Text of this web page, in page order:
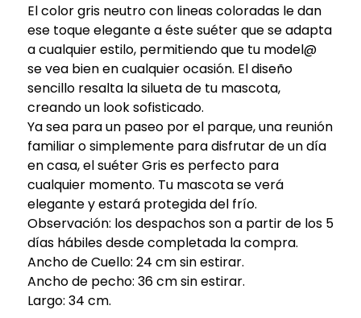
El color gris neutro con lineas coloradas le dan
ese toque elegante a éste suéter que se adapta
a cualquier estilo, permitiendo que tu model@
se vea bien en cualquier ocasión. El diseño
sencillo resalta la silueta de tu mascota,
creando un look sofisticado.
Ya sea para un paseo por el parque, una reunión
familiar o simplemente para disfrutar de un día
en casa, el suéter Gris es perfecto para
cualquier momento. Tu mascota se verá
elegante y estará protegida del frío.
Observación: los despachos son a partir de los 5
días hábiles desde completada la compra.
Ancho de Cuello: 24 cm sin estirar.
Ancho de pecho: 36 cm sin estirar.
Largo: 34 cm.